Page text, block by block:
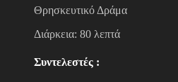
Θρησκευτικό Δράμα
Διάρκεια: 80 λεπτά
Συντελεστές :